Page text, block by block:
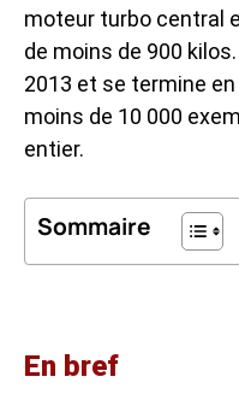
moteur turbo central
de moins de 900
2013 et se termine
moins de 10 000
entier.
Sommaire
En bref